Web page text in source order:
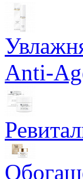
Anti-